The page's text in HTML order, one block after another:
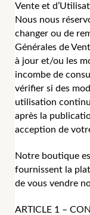
Vente et
Nous nous
changer ou de
Générales de
à jour et/ou les
incombe de
vérifier si des
utilisation
après la
acception de
Notre boutique
fournissent la
de vous vendre
ARTICLE 1 –